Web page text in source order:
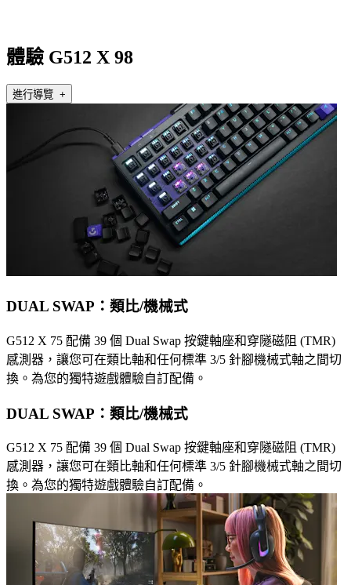
體驗 G512 X 98
進行導覽 +
DUAL SWAP：類比/機械式
G512 X 75 配備 39 個 Dual Swap 按鍵軸座和穿隧磁阻 (TMR)
感測器，讓您可在類比軸和任何標準 3/5 針腳機械式軸之間切
換。為您的獨特遊戲體驗自訂配備。
DUAL SWAP：類比/機械式
G512 X 75 配備 39 個 Dual Swap 按鍵軸座和穿隧磁阻 (TMR)
感測器，讓您可在類比軸和任何標準 3/5 針腳機械式軸之間切
換。為您的獨特遊戲體驗自訂配備。